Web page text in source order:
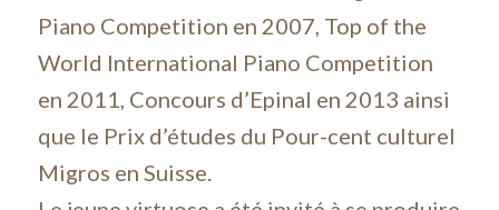
Piano Competition en 2007, Top of the
World International Piano Competition
en 2011, Concours d’Epinal en 2013 ainsi
que le Prix d’études du Pour-cent culturel
Migros en Suisse.